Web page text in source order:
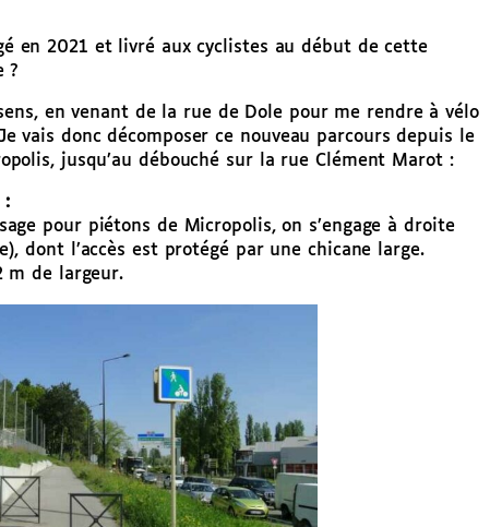
en 2021 et livré aux cyclistes au début de cette
?
en venant de la rue de Dole pour me rendre à vélo
vais donc décomposer ce nouveau parcours depuis le
jusqu’au débouché sur la rue Clément Marot :
:
pour piétons de Micropolis, on s’engage à droite
dont l’accès est protégé par une chicane large.
m de largeur.